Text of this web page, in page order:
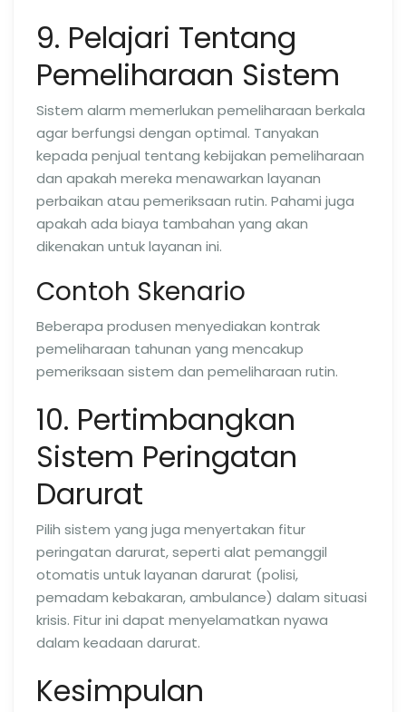
9. Pelajari Tentang
Pemeliharaan Sistem
Sistem alarm memerlukan pemeliharaan berkala
agar berfungsi dengan optimal. Tanyakan
kepada penjual tentang kebijakan pemeliharaan
dan apakah mereka menawarkan layanan
perbaikan atau pemeriksaan rutin. Pahami juga
apakah ada biaya tambahan yang akan
dikenakan untuk layanan ini.
Contoh Skenario
Beberapa produsen menyediakan kontrak
pemeliharaan tahunan yang mencakup
pemeriksaan sistem dan pemeliharaan rutin.
10. Pertimbangkan
Sistem Peringatan
Darurat
Pilih sistem yang juga menyertakan fitur
peringatan darurat, seperti alat pemanggil
otomatis untuk layanan darurat (polisi,
pemadam kebakaran, ambulance) dalam situasi
krisis. Fitur ini dapat menyelamatkan nyawa
dalam keadaan darurat.
Kesimpulan